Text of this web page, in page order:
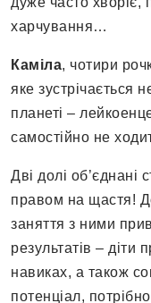
харчування…
Каміла, чотири
яке зустрічається
планеті –
самостійно не
Дві долі об’єднані
правом на щастя!
заняття з ними
результатів – діти
навиках, а також
потенціал,